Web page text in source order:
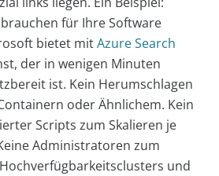
für Ihre Software
bietet mitAzure Search
der in wenigen Minuten
ist. Kein Herumschlagen
oder Ähnlichem. Kein
Scripts zum Skalieren je
Administratoren zum
und